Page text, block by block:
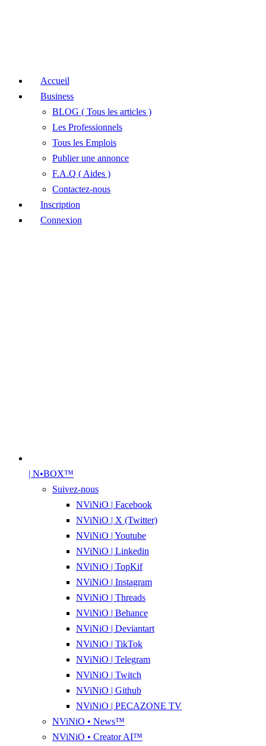
Accueil
Business
BLOG ( Tous les articles )
Les Professionnels
Tous les Emplois
Publier une annonce
F.A.Q ( Aides )
Contactez-nous
Inscription
Connexion
| N•BOX™
Suivez-nous
NViNiO | Facebook
NViNiO | X (Twitter)
NViNiO | Youtube
NViNiO | Linkedin
NViNiO | TopKif
NViNiO | Instagram
NViNiO | Threads
NViNiO | Behance
NViNiO | Deviantart
NViNiO | TikTok
NViNiO | Telegram
NViNiO | Twitch
NViNiO | Github
NViNiO | PECAZONE TV
NViNiO • News™
NViNiO • Creator AI™